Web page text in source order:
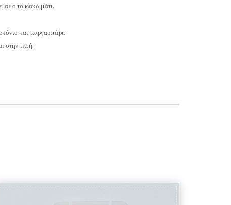
από το κακό μάτι.
και μαργαριτάρι.
στην τιμή.